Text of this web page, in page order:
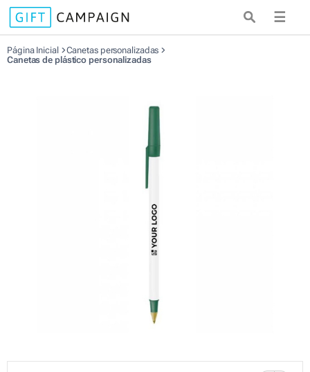
☰
Página Inicial
Canetas personalizadas
Canetas de plástico personalizadas